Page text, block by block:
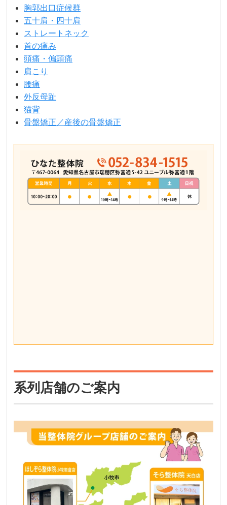
胸郭出口症候群
五十肩・四十肩
ストレートネック
首の痛み
頭痛・偏頭痛
肩こり
腰痛
外反母趾
猫背
骨盤矯正／産後の骨盤矯正
系列店舗のご案内